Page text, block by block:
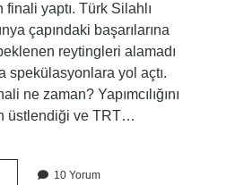
yaptı. Türk Silahlı
çapındaki başarılarına
reytingleri alamadı
spekülasyonlara yol açtı.
ne zaman? Yapımcılığını
üstlendiği ve TRT…
10 Yorum